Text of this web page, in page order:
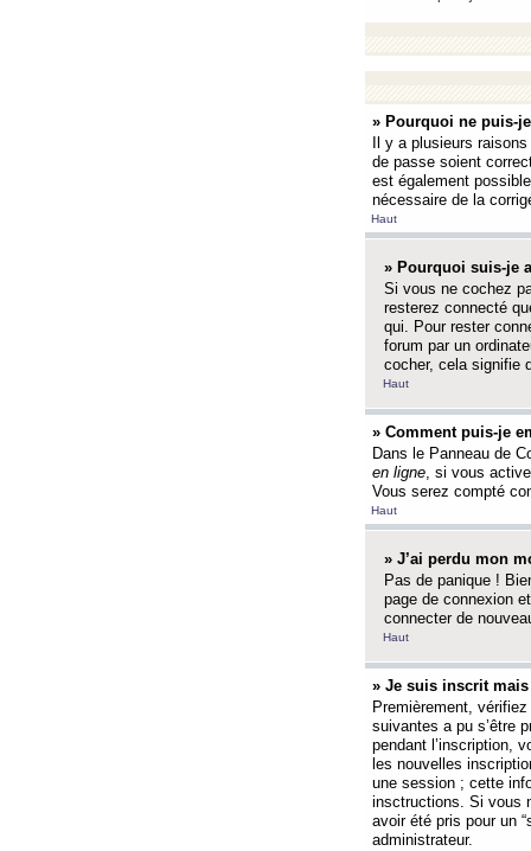
» Pourquoi ne puis-
Il y a plusieurs
de passe soient
est également
nécessaire de la
Haut
» Pourquoi suis-je
Si vous ne cochez
resterez connecté
qui. Pour rester
forum par un
cocher, cela signifie
Haut
» Comment puis-je
Dans le Panneau de
en ligne, si vous
Vous serez compté
Haut
» J’ai perdu mon
Pas de panique !
page de connexion
connecter de
Haut
» Je suis inscrit
Premièrement,
suivantes a pu s’être
pendant l’inscription,
les nouvelles
une session ; cette
insctructions. Si vous
avoir été pris pour un
administrateur.